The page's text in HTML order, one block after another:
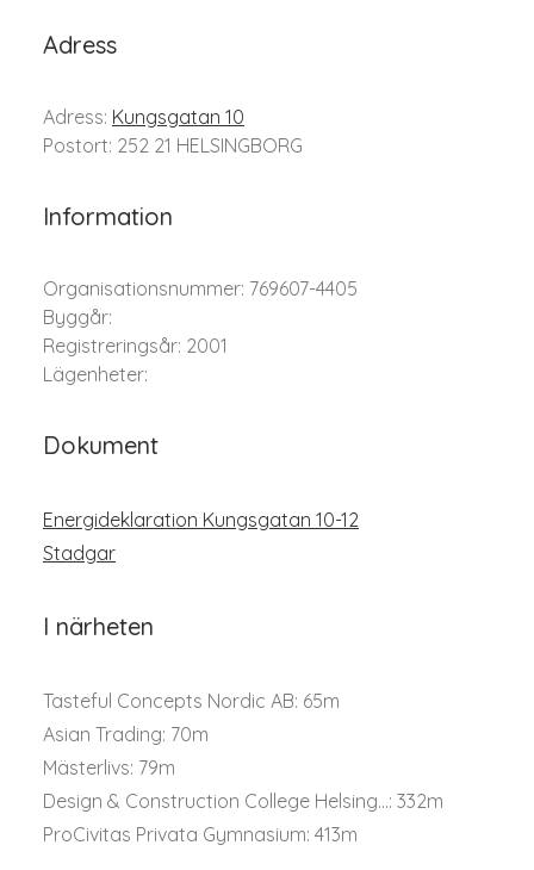
Adress
Adress: Kungsgatan 10
Postort: 252 21 HELSINGBORG
Information
Organisationsnummer: 769607-4405
Byggår:
Registreringsår: 2001
Lägenheter:
Dokument
Energideklaration Kungsgatan 10-12
Stadgar
I närheten
Tasteful Concepts Nordic AB: 65m
Asian Trading: 70m
Mästerlivs: 79m
Design & Construction College Helsing...: 332m
ProCivitas Privata Gymnasium: 413m